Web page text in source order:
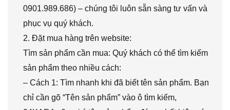
0901.989.686) – chúng tôi luôn sẵn sàng tư vấn và
phục vụ quý khách.
2. Đặt mua hàng trên website:
Tìm sản phẩm cần mua: Quý khách có thể tìm kiếm
sản phẩm theo nhiều cách:
– Cách 1: Tìm nhanh khi đã biết tên sản phẩm. Bạn
chỉ cần gõ “Tên sản phẩm” vào ô tìm kiếm,